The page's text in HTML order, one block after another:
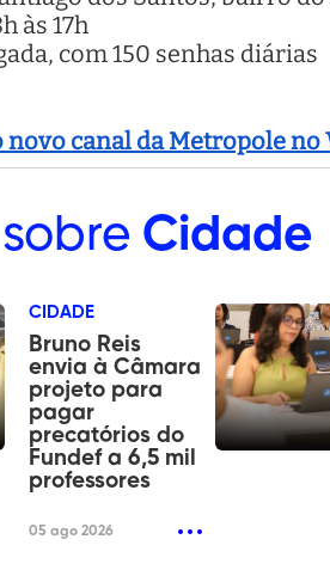
às 17h
com 150 senhas diárias
novo canal da Metropole no
Cidade
CIDADE
Bruno Reis
envia à Câmara
projeto para
pagar
precatórios do
Fundef a 6,5 mil
professores
05 ago 2026